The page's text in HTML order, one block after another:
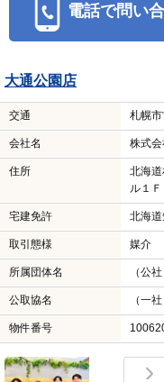
電話で問い
大通公園店
交通 札幌
会社名 株式
住所
北海
ル１Ｆ
宅建免許 北海
取引態様 媒介
所属団体名 （公
公取協名 （一
物件番号